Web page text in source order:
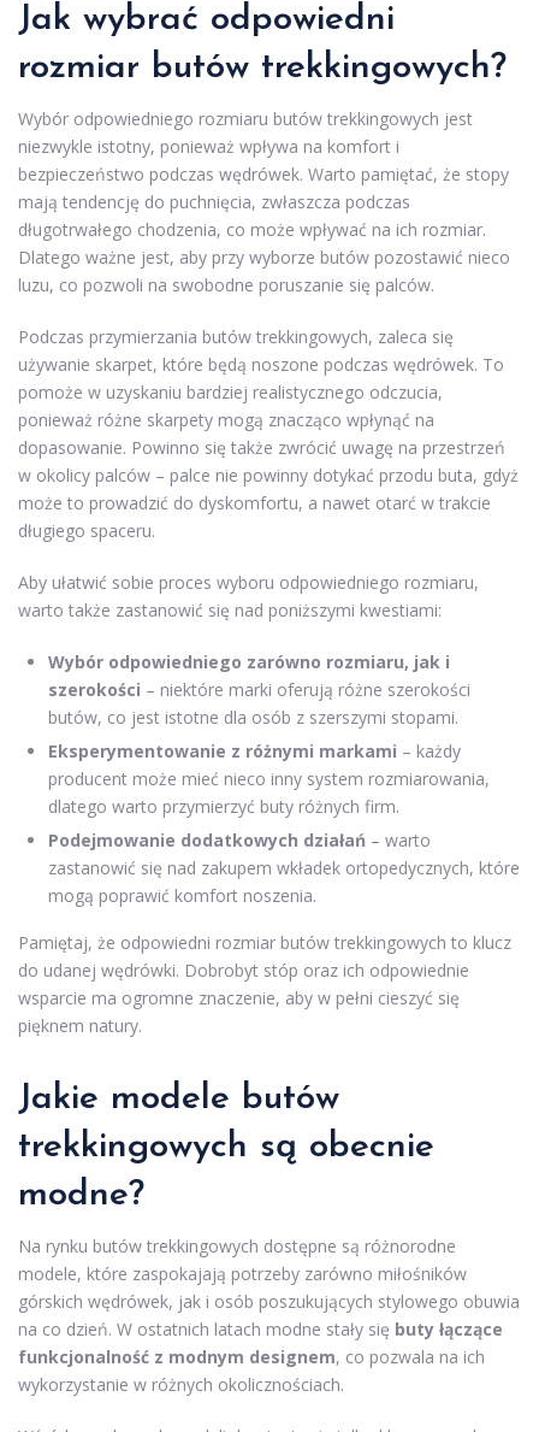
Jak wybrać odpowiedni
rozmiar butów trekkingowych?
Wybór odpowiedniego rozmiaru butów trekkingowych jest
niezwykle istotny, ponieważ wpływa na komfort i
bezpieczeństwo podczas wędrówek. Warto pamiętać, że stopy
mają tendencję do puchnięcia, zwłaszcza podczas
długotrwałego chodzenia, co może wpływać na ich rozmiar.
Dlatego ważne jest, aby przy wyborze butów pozostawić nieco
luzu, co pozwoli na swobodne poruszanie się palców.
Podczas przymierzania butów trekkingowych, zaleca się
używanie skarpet, które będą noszone podczas wędrówek. To
pomoże w uzyskaniu bardziej realistycznego odczucia,
ponieważ różne skarpety mogą znacząco wpłynąć na
dopasowanie. Powinno się także zwrócić uwagę na przestrzeń
w okolicy palców – palce nie powinny dotykać przodu buta, gdyż
może to prowadzić do dyskomfortu, a nawet otarć w trakcie
długiego spaceru.
Aby ułatwić sobie proces wyboru odpowiedniego rozmiaru,
warto także zastanowić się nad poniższymi kwestiami:
Wybór odpowiedniego zarówno rozmiaru, jak i
szerokości – niektóre marki oferują różne szerokości
butów, co jest istotne dla osób z szerszymi stopami.
Eksperymentowanie z różnymi markami – każdy
producent może mieć nieco inny system rozmiarowania,
dlatego warto przymierzyć buty różnych firm.
Podejmowanie dodatkowych działań – warto
zastanowić się nad zakupem wkładek ortopedycznych, które
mogą poprawić komfort noszenia.
Pamiętaj, że odpowiedni rozmiar butów trekkingowych to klucz
do udanej wędrówki. Dobrobyt stóp oraz ich odpowiednie
wsparcie ma ogromne znaczenie, aby w pełni cieszyć się
pięknem natury.
Jakie modele butów
trekkingowych są obecnie
modne?
Na rynku butów trekkingowych dostępne są różnorodne
modele, które zaspokajają potrzeby zarówno miłośników
górskich wędrówek, jak i osób poszukujących stylowego obuwia
na co dzień. W ostatnich latach modne stały się buty łączące
funkcjonalność z modnym designem, co pozwala na ich
wykorzystanie w różnych okolicznościach.